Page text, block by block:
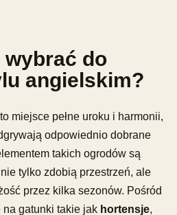
do
angielskim?
miejsce pełne uroku i harmonii,
odpowiednio dobrane
takich ogrodów są
tylko zdobią przestrzeń, ale
przez kilka sezonów. Pośród
gatunki takie jak hortensje,